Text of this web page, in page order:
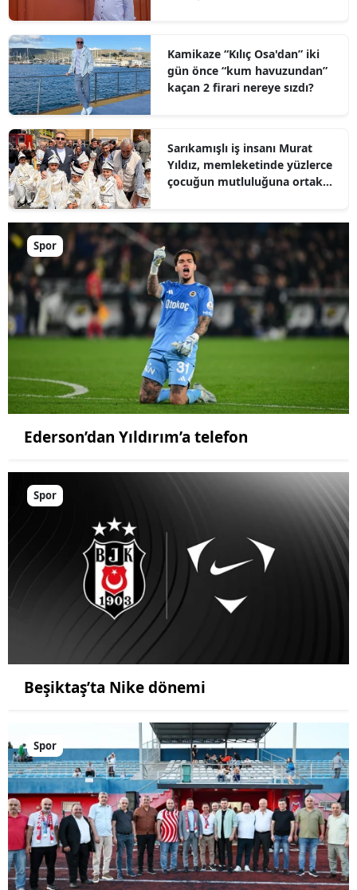
Kamikaze “Kılıç Osa'dan” iki
gün önce “kum havuzundan”
kaçan 2 firari nereye sızdı?
Sarıkamışlı iş insanı Murat
Yıldız, memleketinde yüzlerce
çocuğun mutluluğuna ortak
Spor
Ederson’dan Yıldırım’a telefon
Spor
Beşiktaş’ta Nike dönemi
Spor